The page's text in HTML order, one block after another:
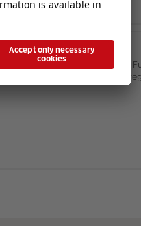
es Ihnen, auf weitere
Regelungen, bevor Sie sich